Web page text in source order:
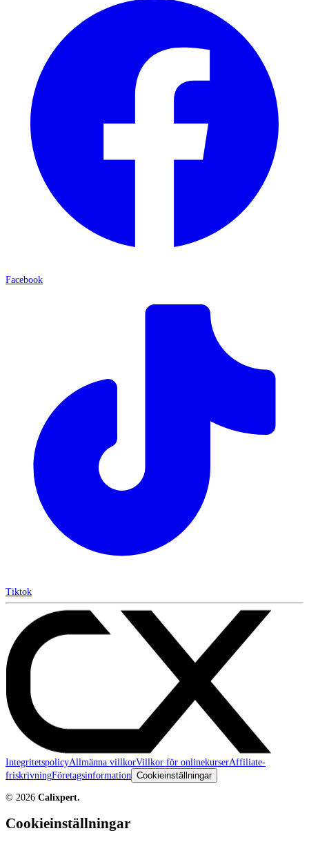
Facebook
Tiktok
IntegritetspolicyAllmänna villkorVillkor för onlinekurserAffiliate-
friskrivningFöretagsinformation Cookieinställningar
© 2026 Calixpert.
Cookieinställningar